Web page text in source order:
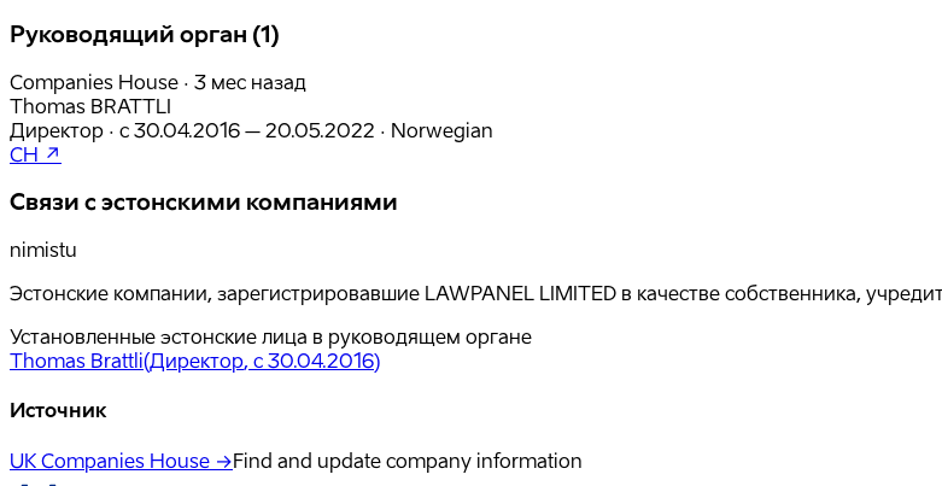
Руководящий орган (1)
Companies House · 3 мес назад
Thomas BRATTLI
Директор · с 30.04.2016 – 20.05.2022 · Norwegian
CH ↗
Связи с эстонскими компаниями
nimistu
Эстонские компании, зарегистрировавшие LAWPANEL LIMITED в качестве собственника,
Установленные эстонские лица в руководящем органе
Thomas Brattli(Директор, с 30.04.2016)
Источник
UK Companies House →Find and update company information